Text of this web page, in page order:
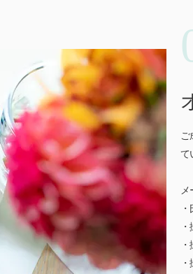
ご
て
メ